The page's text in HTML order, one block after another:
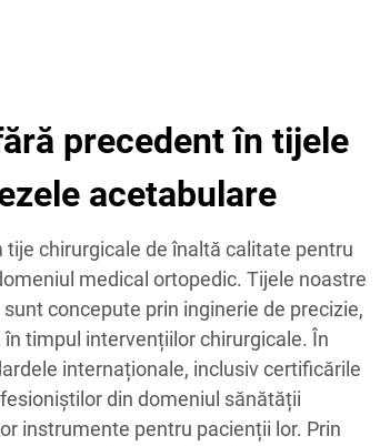
precedent în tijele
acetabulare
chirurgicale de înaltă calitate pentru
medical ortopedic. Tijele noastre
concepute prin inginerie de precizie,
timpul intervențiilor chirurgicale. În
internaționale, inclusiv certificările
din domeniul sănătății
instrumente pentru pacienții lor. Prin